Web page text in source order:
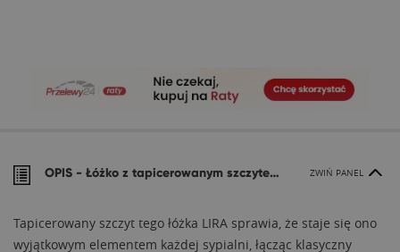
OPIS - Łóżko z tapicerowanym szczytem LIRA ZWIŃ PANEL
Tapicerowany szczyt tego łóżka LIRA sprawia, że staje się ono
wyjątkowym elementem każdej sypialni, łącząc klasyczny